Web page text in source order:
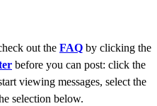
out the FAQ by clicking the
before you can post: click the
viewing messages, select the
selection below.